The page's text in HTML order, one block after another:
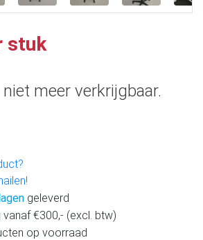
stuk
meer verkrijgbaar.
geleverd
vanaf €300,- (excl. btw)
op voorraad